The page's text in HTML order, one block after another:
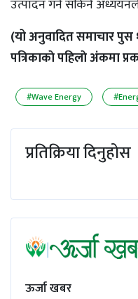
उत्पादन गर्न सकिने
(यो अनुवादित समाचार पुस
पत्रिकाकाे पहिलाे अंकमा
#Wave Energy
प्रतिक्रिया दिनुहोस
ऊर्जा खबर